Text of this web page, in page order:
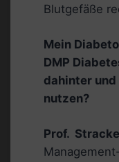
Blutgefäße
Mein
DMP
dahinter
nutzen?
Prof. Stracke